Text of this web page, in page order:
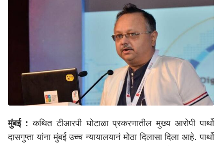
मुंबई : कथित टीआरपी घोटाळा प्रकरणातील मुख्य आरोपी पार्थो
दासगुप्ता यांना मुंबई उच्च न्यायालयानं मोठा दिलासा दिला आहे. पार्थो